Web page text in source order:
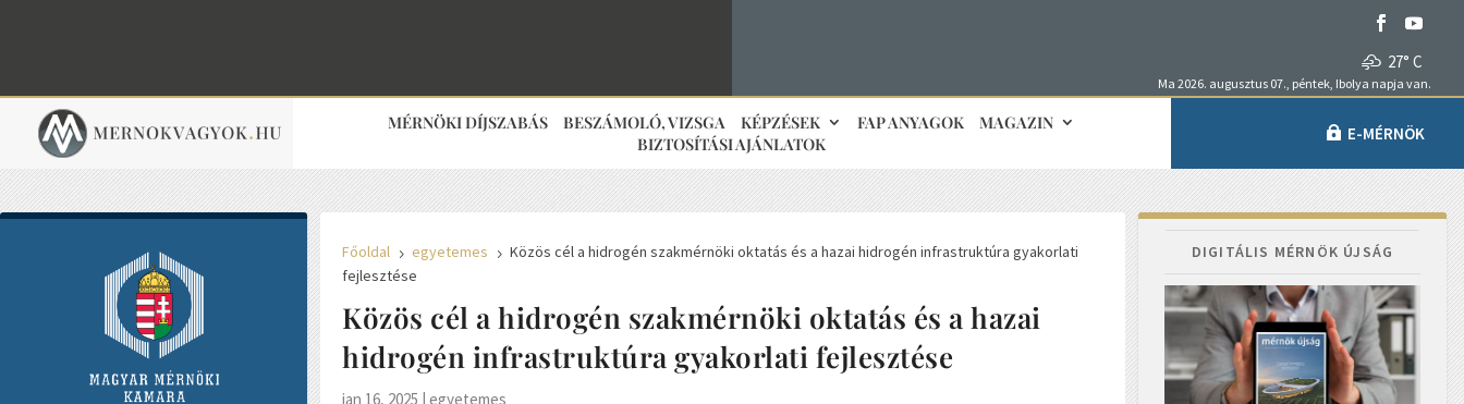
27° C
Ma 2026. augusztus 07., péntek, Ibolya napja van.
MÉRNÖKI DÍJSZABÁS BESZÁMOLÓ, VIZSGA KÉPZÉSEK FAP ANYAGOK
MAGAZIN
BIZTOSÍTÁSI AJÁNLATOK
E-MÉRNÖK
Főoldal 5 egyetemes 5 Közös cél a hidrogén szakmérnöki oktatás és a hazai hidrogén infrastruktúra gyakorlati
fejlesztése
Közös cél a hidrogén szakmérnöki oktatás és a hazai
hidrogén infrastruktúra gyakorlati fejlesztése
jan 16, 2025 |egyetemes
DIGITÁLIS MÉRNÖK ÚJSÁG